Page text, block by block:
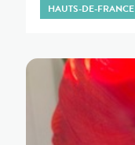
HAUTS-DE-FRANCE